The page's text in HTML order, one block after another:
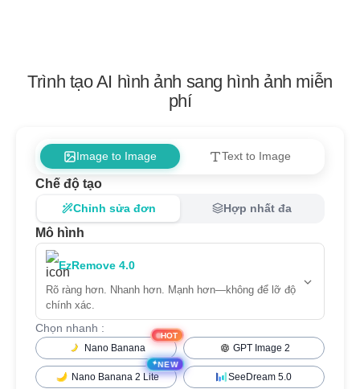
Trình tạo AI hình ảnh sang hình ảnh miễn
phí
Image to Image Text to Image
Chế độ tạo
Chỉnh sửa đơn Hợp nhất đa
Mô hình
EzRemove 4.0
Rõ ràng hơn. Nhanh hơn. Mạnh hơn—không để lỡ độ
chính xác.
Chọn nhanh :
Nano Banana
HOT
GPT Image 2
Nano Banana 2 Lite
✦NEW
SeeDream 5.0